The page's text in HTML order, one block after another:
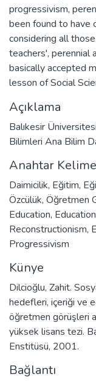
progressivism,
been found to have
considering all
teachers', perennial
basically accepted
lesson of Social
Açıklama
Balıkesir
Bilimleri Ana Bilim
Anahtar
Daimicilik, Eğitim,
Özcülük, Öğretmen
Education,
Reconstructionism,
Progressivism
Künye
Dilcioğlu, Zahit.
hedefleri, içeriği ve
öğretmen görüşleri
yüksek lisans tezi.
Enstitüsü, 2001.
Bağlantı